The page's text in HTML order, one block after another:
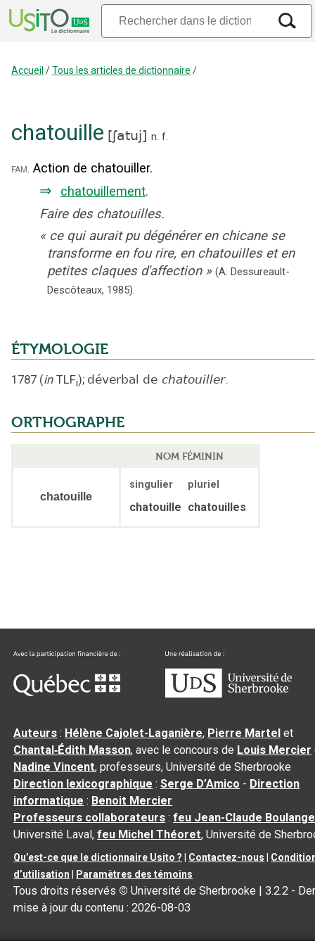
Accueil /Tous les articles de dictionnaire /
chatouille [ʃatuj] n. f.
fam. Action de chatouiller.
⇒ chatouillement.
Faire des chatouilles.
« ce qui aurait pu dégénérer en chicane se
transforme en fou rire, en chatouilles et en
petites claques d'affection » (A. Dessureault-
Descôteaux, 1985).
ÉTYMOLOGIE
1787 (in TLFi); déverbal de chatouiller.
ORTHOGRAPHE
NOM FÉMININ
chatouille
singulier pluriel
chatouille chatouilles
Auteurs : Hélène Cajolet-Laganière, Pierre Martel et
Chantal‑Édith Masson, avec le concours de Louis Mercier
Nadine Vincent, professeurs, Université de Sherbrooke
Direction lexicographique :Serge D’Amico - Direction
informatique : Benoit Mercier
Professeurs collaborateurs :feu Jean-Claude
Université Laval,feu Michel Théoret, Université de
Qu’est-ce que le dictionnaire Usito ? Contactez-nous
d’utilisation
Paramètres des témoins
Tous droits réservés © Université de Sherbrooke |3.2.2 -
mise à jour du contenu :2026-08-03